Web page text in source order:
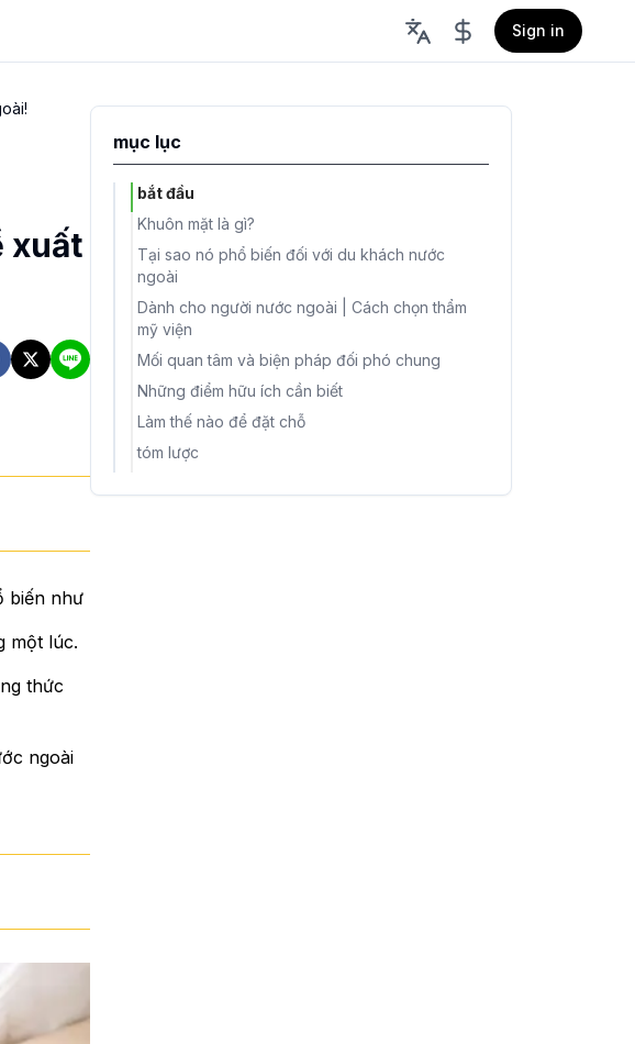
Sign in
xuất
biến như
một lúc.
thức
ngoài
mục lục
bắt đầu
Khuôn mặt là gì?
Tại sao nó phổ biến đối với du khách nước
ngoài
Dành cho người nước ngoài | Cách chọn thẩm
mỹ viện
Mối quan tâm và biện pháp đối phó chung
Những điểm hữu ích cần biết
Làm thế nào để đặt chỗ
tóm lược